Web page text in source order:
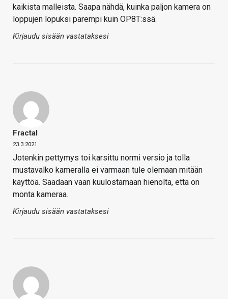
kaikista malleista. Saapa nähdä, kuinka paljon kamera on
loppujen lopuksi parempi kuin OP8T:ssä.
Kirjaudu sisään vastataksesi
Fractal
23.3.2021
Jotenkin pettymys toi karsittu normi versio ja tolla
mustavalko kameralla ei varmaan tule olemaan mitään
käyttöä. Saadaan vaan kuulostamaan hienolta, että on
monta kameraa.
Kirjaudu sisään vastataksesi